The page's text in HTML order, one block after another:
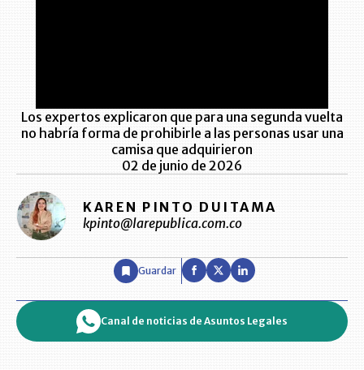
Los expertos explicaron que para una segunda vuelta
no habría forma de prohibirle a las personas usar una
camisa que adquirieron
02 de junio de 2026
KAREN PINTO DUITAMA
kpinto@larepublica.com.co
Guardar
Canal de noticias de Asuntos Legales